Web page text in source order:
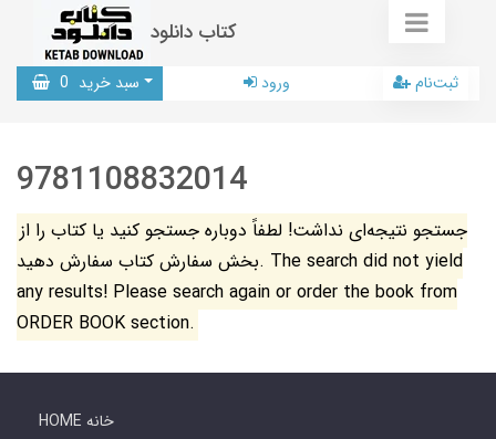
کتاب دانلود
سبد خرید 0 ورود ثبت‌نام
9781108832014
جستجو نتیجه‌ای نداشت! لطفاً دوباره جستجو کنید یا کتاب را از
بخش سفارش کتاب سفارش دهید. The search did not yield
any results! Please search again or order the book from
ORDER BOOK section.
HOME خانه